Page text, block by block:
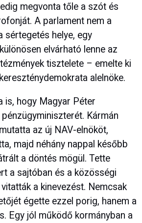
megvonta tőle a szót és
A parlament nem a
sértegetés helye, egy
elvárható lenne az
tisztelete – emelte ki
alelnöke.
is, hogy Magyar Péter
Kármán
az új NAV-elnököt,
majd néhány nappal később
a döntés mögül. Tette
a sajtóban és a közösségi
a kinevezést. Nemcsak
égette ezzel porig, hanem a
Egy jól működő kormányban a